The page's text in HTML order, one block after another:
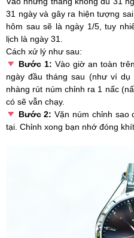
31 ngày và gây ra hiện tượng
hôm sau sẽ là ngày 1/5, tuy
lịch là ngày 31.
Cách xử lý như sau:
Bước 1:Vào giờ an toàn
ngày đầu tháng sau (như ví
nhàng rút núm chỉnh ra 1 nấc
có sẽ vẫn chạy.
Bước 2:Vặn núm chỉnh sao
tại. Chỉnh xong bạn nhớ đóng